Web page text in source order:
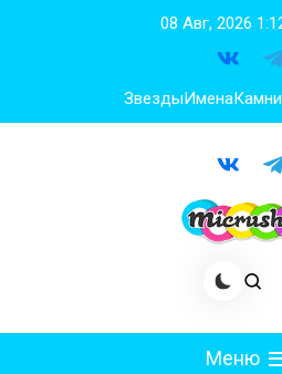
08 Авг, 2026
ЗвездыИменаКамни
Меню